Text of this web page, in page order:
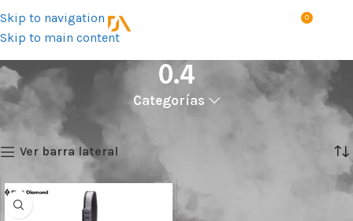
Skip to navigation
Skip to main content
MENÚ 0
0.4
Categorías
Talla del producto Mostrando el único resultado
Ver barra lateral